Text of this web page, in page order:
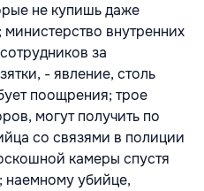
не купишь даже
внутренних
за
- явление, столь
поощрения; трое
могут получить по
со связями в полиции
камеры спустя
наемному убийце,